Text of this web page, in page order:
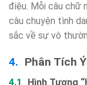
điệu. Mỗi câu chữ
câu chuyện tình
sắc về sự vô
Phân Tích
Hình Tượng